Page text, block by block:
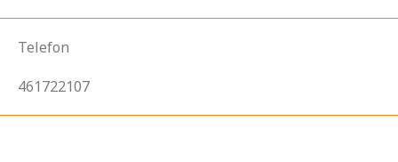
Telefon
461722107